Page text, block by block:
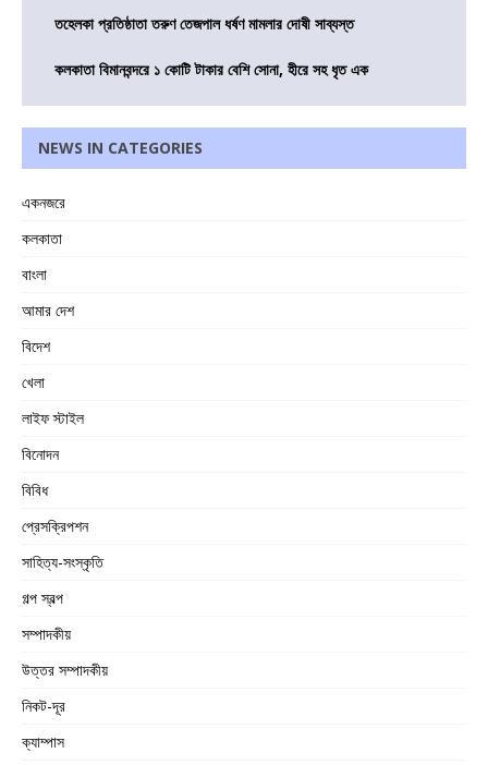
তহেলকা প্রতিষ্ঠাতা তরুণ তেজপাল ধর্ষণ মামলার দোষী সাব্যস্ত
কলকাতা বিমানবন্দরে ১ কোটি টাকার বেশি সোনা, হীরে সহ ধৃত এক
NEWS IN CATEGORIES
একনজরে
কলকাতা
বাংলা
আমার দেশ
বিদেশ
খেলা
লাইফ স্টাইল
বিনোদন
বিবিধ
প্রেসক্রিপশন
সাহিত্য-সংস্কৃতি
গল্প স্বল্প
সম্পাদকীয়
উত্তর সম্পাদকীয়
নিকট-দূর
ক্যাম্পাস